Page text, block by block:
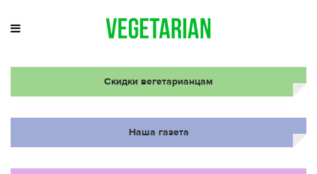
Скидки вегетарианцам
Наша газета